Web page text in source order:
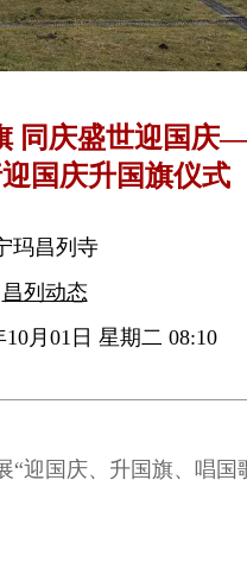
同庆盛世迎国
国庆升国旗仪式
玛昌列寺
昌列动态
月01日 星期二 08:10
“迎国庆、升国旗、唱国